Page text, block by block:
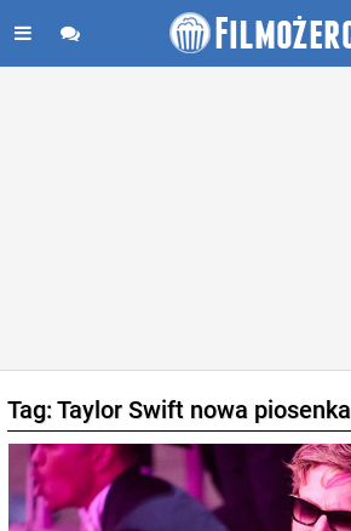
Tag: Taylor Swift nowa piosenka